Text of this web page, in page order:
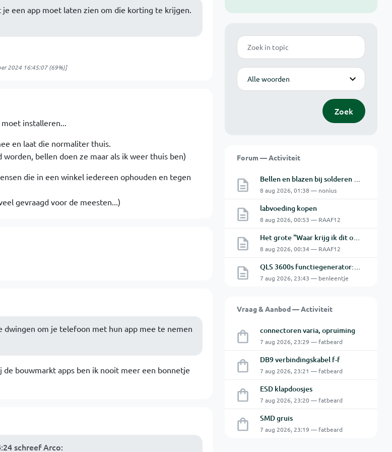
Zoek
Modus
Zoek
Forum — Activiteit
Bellen en blazen bij solderen van Chinese PCBs
8 aug 2026, 01:38 — nonius
labvoeding kopen
8 aug 2026, 00:53 — RAAF12
Het grote "Waar krijg ik dit onderdeel" topic Deel 11
8 aug 2026, 00:34 — RAAF12
QLS 3600s functiegenerator: software verbinden lukt niet.
7 aug 2026, 23:43 — benleentje
Vraag & Aanbod — Activiteit
connectoren varia, opruiming
7 aug 2026, 23:29 — fatbeard
DB9 verbindingskabel f-f
7 aug 2026, 23:21 — fatbeard
ESD klapdoosjes
7 aug 2026, 23:20 — fatbeard
SMD gruis
7 aug 2026, 23:19 — fatbeard
een app moet laten zien om die korting te krijgen.
2024 16:45:07(69%)]
installeren...
en laat die normaliter thuis.
bellen doen ze maar als ik weer thuis ben)
die in een winkel iedereen ophouden en tegen
gevraagd voor de meesten...)
dwingen om je telefoon met hun app mee te nemen
bouwmarkt apps ben ik nooit meer een bonnetje
schreef Arco: